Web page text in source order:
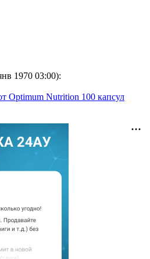
1970 03:00):
Optimum Nutrition 100 капсул